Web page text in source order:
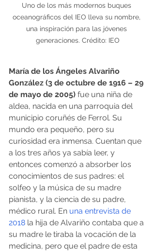
Uno de los más modernos buques
oceanográficos del IEO lleva su nombre,
una inspiración para las jóvenes
generaciones. Crédito: IEO
María de los Ángeles Alvariño
González (3 de octubre de 1916 – 29
de mayo de 2005) fue una niña de
aldea, nacida en una parroquia del
municipio coruñés de Ferrol. Su
mundo era pequeño, pero su
curiosidad era inmensa. Cuentan que
a los tres años ya sabía leer, y
entonces comenzó a absorber los
conocimientos de sus padres: el
solfeo y la música de su madre
pianista, y la ciencia de su padre,
médico rural. En una entrevista de
2018 la hija de Alvariño contaba que a
su madre le tiraba la vocación de la
medicina, pero que el padre de esta